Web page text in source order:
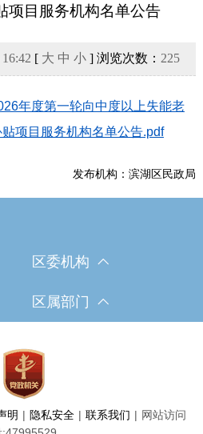
项目服务机构名单公告
[ 大 中 小] 浏览次数： 225
年度第一轮向中度以上失能老
项目服务机构名单公告.pdf
发布机构：滨湖区民政局
区委机构
区属部门
明 | 隐私安全 | 联系我们 | 网站访问